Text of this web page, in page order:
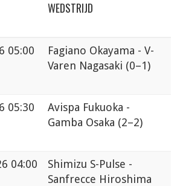
WEDSTRIJD
05:00
Fagiano Okayama - V-
Varen Nagasaki (0–1)
05:30
Avispa Fukuoka -
Gamba Osaka (2–2)
04:00
Shimizu S-Pulse -
Sanfrecce Hiroshima